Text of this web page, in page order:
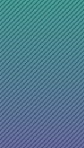
jeux-
Paris
11